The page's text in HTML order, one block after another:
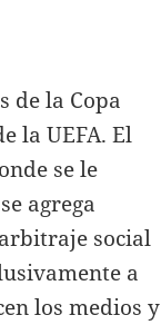
de la Copa
la UEFA. El
se le
agrega
social
a
los medios y